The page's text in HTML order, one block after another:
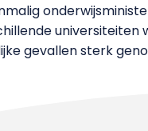
gevallen sterk